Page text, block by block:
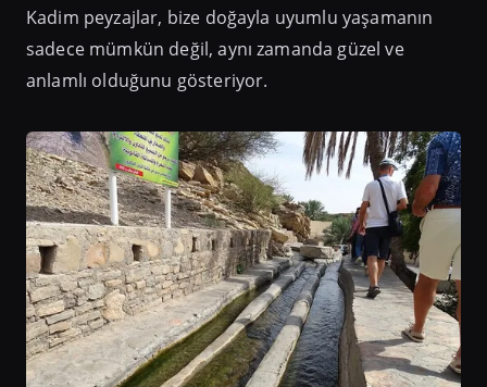
Kadim peyzajlar, bize doğayla uyumlu yaşamanın
sadece mümkün değil, aynı zamanda güzel ve
anlamlı olduğunu gösteriyor.